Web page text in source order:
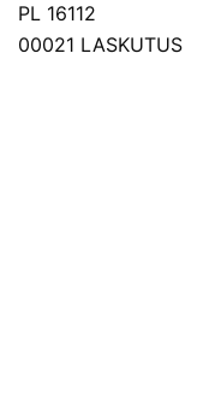
PL 16112
00021 LASKUTUS